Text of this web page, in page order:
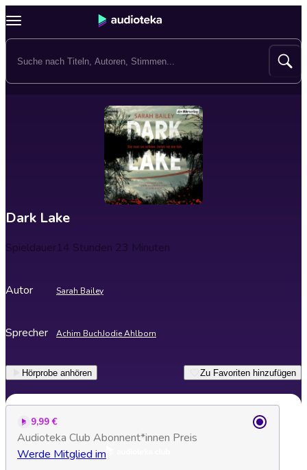
Dark Lake
Spieldauer14 Stunden 23 Minuten
Autor Sarah Bailey
Sprecher Achim BuchJodie Ahlborn
Hörprobe anhören Zu Favoriten hinzufügen
9,99 €
Audioteka Club Abonnent*innen Preis
Werde Mitglied im